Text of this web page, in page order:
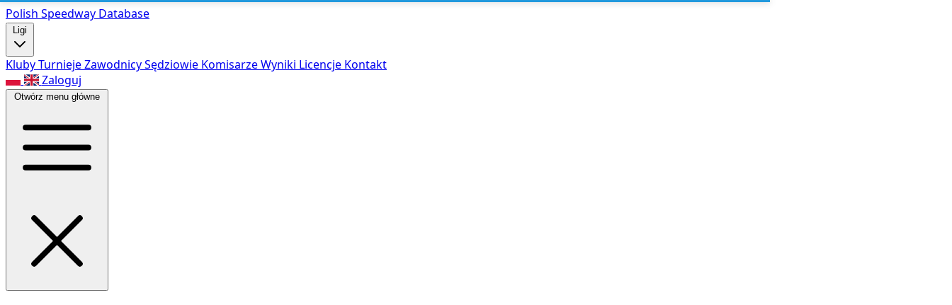
Polish Speedway Database
Ligi
KlubyTurniejeZawodnicySędziowie KomisarzeWyniki Licencje Kontakt
Zaloguj
Otwórz menu główne